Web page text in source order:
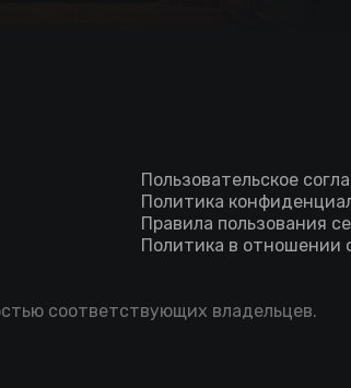
Пользовательское
Политика
Правила пользования
Политика в отношении
соответствующих владельцев.